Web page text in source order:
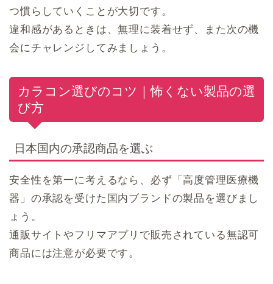
つ慣らしていくことが大切です。
違和感があるときは、無理に装着せず、また次の機
会にチャレンジしてみましょう。
カラコン選びのコツ｜怖くない製品の選
び方
日本国内の承認商品を選ぶ
安全性を第一に考えるなら、必ず「高度管理医療機
器」の承認を受けた国内ブランドの製品を選びまし
ょう。
通販サイトやフリマアプリで販売されている無認可
商品には注意が必要です。